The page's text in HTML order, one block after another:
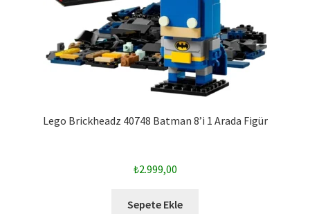
Lego Brickheadz 40748 Batman 8’i 1 Arada Figür
₺2.999,00
Sepete Ekle